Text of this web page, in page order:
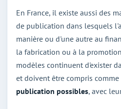
En France, il existe aussi des
de publication dans lesquels
manière ou d'une autre au
la fabrication ou à la
modèles continuent d'exister
et doivent être compris comme
publication possibles, avec